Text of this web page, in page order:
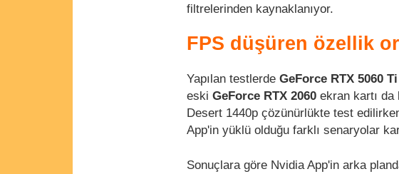
filtrelerinden kaynaklanıyor.
FPS düşüren özellik
Yapılan testlerde GeForce RTX 5060
eski GeForce RTX 2060 ekran kartı
Desert 1440p çözünürlükte test
App'in yüklü olduğu farklı senaryolar
Sonuçlara göre Nvidia App'in arka